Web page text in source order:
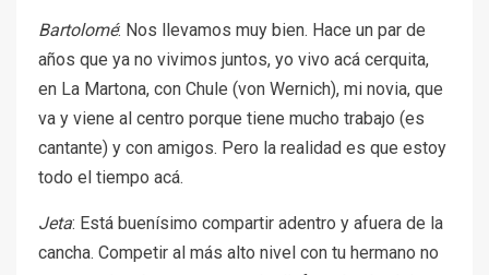
Bartolomé: Nos llevamos muy bien. Hace un par de
años que ya no vivimos juntos, yo vivo acá cerquita,
en La Martona, con Chule (von Wernich), mi novia, que
va y viene al centro porque tiene mucho trabajo (es
cantante) y con amigos. Pero la realidad es que estoy
todo el tiempo acá.
Jeta: Está buenísimo compartir adentro y afuera de la
cancha. Competir al más alto nivel con tu hermano no